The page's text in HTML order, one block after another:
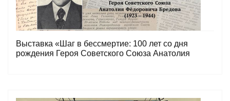
Выставка «Шаг в бессмертие: 100 лет со дня
рождения Героя Советского Союза Анатолия